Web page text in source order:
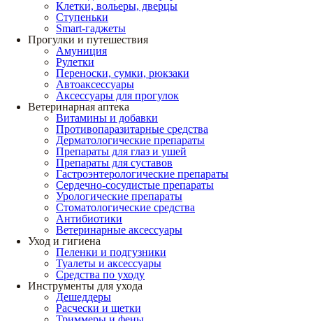
Клетки, вольеры, дверцы
Ступеньки
Smart-гаджеты
Прогулки и путешествия
Амуниция
Рулетки
Переноски, сумки, рюкзаки
Автоаксессуары
Аксессуары для прогулок
Ветеринарная аптека
Витамины и добавки
Противопаразитарные средства
Дерматологические препараты
Препараты для глаз и ушей
Препараты для суставов
Гастроэнтерологические препараты
Сердечно-сосудистые препараты
Урологические препараты
Стоматологические средства
Антибиотики
Ветеринарные аксессуары
Уход и гигиена
Пеленки и подгузники
Туалеты и аксессуары
Средства по уходу
Инструменты для ухода
Дешеддеры
Расчески и щетки